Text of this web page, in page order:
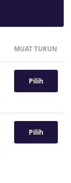
MUAT TURUN
Pilih
Pilih